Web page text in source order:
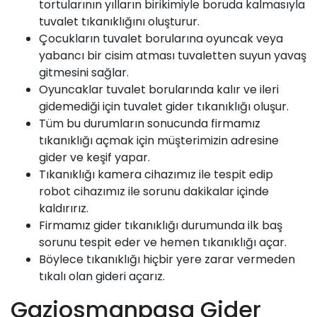
tortularının yılların birikimiyle boruda kalmasıyla
tuvalet tıkanıklığını oluşturur.
Çocukların tuvalet borularına oyuncak veya
yabancı bir cisim atması tuvaletten suyun yavaş
gitmesini sağlar.
Oyuncaklar tuvalet borularında kalır ve ileri
gidemediği için tuvalet gider tıkanıklığı oluşur.
Tüm bu durumların sonucunda firmamız
tıkanıklığı açmak için müşterimizin adresine
gider ve keşif yapar.
Tıkanıklığı kamera cihazımız ile tespit edip
robot cihazımız ile sorunu dakikalar içinde
kaldırırız.
Firmamız gider tıkanıklığı durumunda ilk baş
sorunu tespit eder ve hemen tıkanıklığı açar.
Böylece tıkanıklığı hiçbir yere zarar vermeden
tıkalı olan gideri açarız.
Gaziosmanpaşa Gider